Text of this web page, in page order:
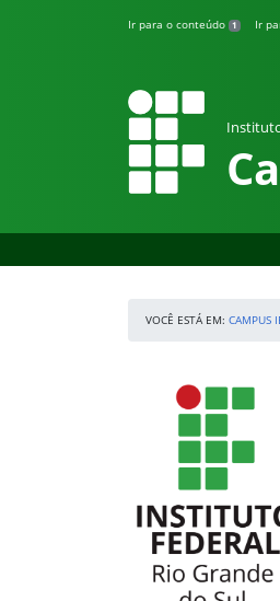
Ir para o conteúdo 1 Ir
VOCÊ ESTÁ EM: CAMPUS
Início da navegação